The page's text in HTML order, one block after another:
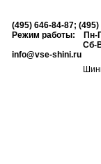
(495) 646-84-87;
Режим работы: Пн-
Сб-Вс:
info@vse-shini.ru